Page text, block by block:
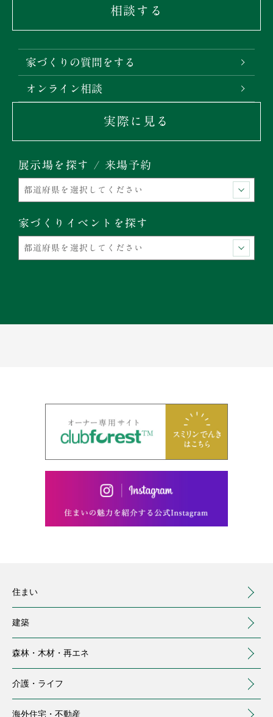
相談する
家づくりの質問をする
オンライン相談
実際に見る
展示場を探す / 来場予約
家づくりイベントを探す
住まい
建築
森林・木材・ 再エネ
介護・ ライフ
海外住宅・ 不動産